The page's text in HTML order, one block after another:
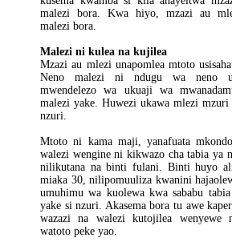
malezi bora. Kwa hiyo, mzazi au
malezi bora.
Malezi ni kulea na kujilea
Mzazi au mlezi unapomlea mtoto
Neno malezi ni ndugu wa neno
mwendelezo wa ukuaji wa
malezi yake. Huwezi ukawa mlezi
nzuri.
Mtoto ni kama maji, yanafuata
walezi wengine ni kikwazo cha tabia ya
nilikutana na binti fulani. Binti huyo
miaka 30, nilipomuuliza kwanini
umuhimu wa kuolewa kwa sababu
yake si nzuri. Akasema bora tu awe
wazazi na walezi kutojilea wenyewe
watoto peke yao.